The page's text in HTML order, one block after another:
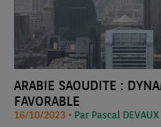
ARABIE SAOUDITE :
FAVORABLE
16/10/2023 • Par Pascal DEVAUX